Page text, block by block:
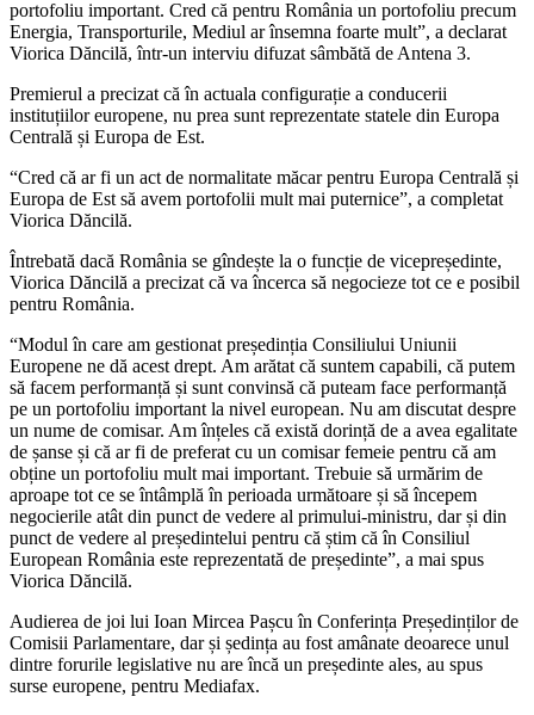
portofoliu important. Cred că pentru România un portofoliu precum
Energia, Transporturile, Mediul ar însemna foarte mult”, a declarat
Viorica Dăncilă, într-un interviu difuzat sâmbătă de Antena 3.
Premierul a precizat că în actuala configurație a conducerii
instituțiilor europene, nu prea sunt reprezentate statele din Europa
Centrală și Europa de Est.
“Cred că ar fi un act de normalitate măcar pentru Europa Centrală și
Europa de Est să avem portofolii mult mai puternice”, a completat
Viorica Dăncilă.
Întrebată dacă România se gîndește la o funcție de vicepreședinte,
Viorica Dăncilă a precizat că va încerca să negocieze tot ce e posibil
pentru România.
“Modul în care am gestionat președinția Consiliului Uniunii
Europene ne dă acest drept. Am arătat că suntem capabili, că putem
să facem performanță și sunt convinsă că puteam face performanță
pe un portofoliu important la nivel european. Nu am discutat despre
un nume de comisar. Am înțeles că există dorință de a avea egalitate
de șanse și că ar fi de preferat cu un comisar femeie pentru că am
obține un portofoliu mult mai important. Trebuie să urmărim de
aproape tot ce se întâmplă în perioada următoare și să începem
negocierile atât din punct de vedere al primului-ministru, dar și din
punct de vedere al președintelui pentru că știm că în Consiliul
European România este reprezentată de președinte”, a mai spus
Viorica Dăncilă.
Audierea de joi lui Ioan Mircea Pașcu în Conferința Președinților de
Comisii Parlamentare, dar și ședința au fost amânate deoarece unul
dintre forurile legislative nu are încă un președinte ales, au spus
surse europene, pentru Mediafax.